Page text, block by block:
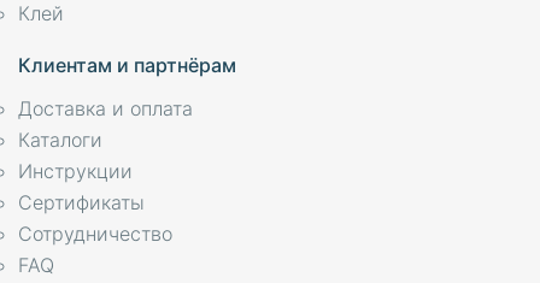
Клей
Клиентам и партнёрам
Доставка и оплата
Каталоги
Инструкции
Сертификаты
Сотрудничество
FAQ